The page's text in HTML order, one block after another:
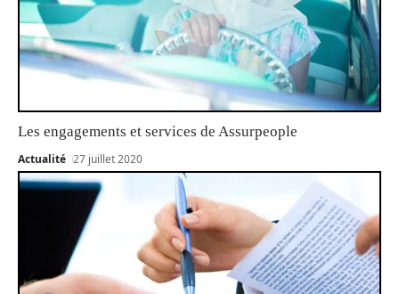
Les engagements et services de Assurpeople
Actualité 27 juillet 2020